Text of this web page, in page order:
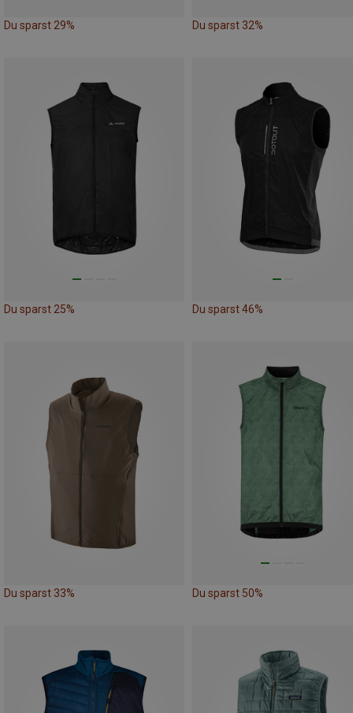
Du sparst 29% Du sparst 32%
Du sparst 25% Du sparst 46%
Du sparst 33% Du sparst 50%